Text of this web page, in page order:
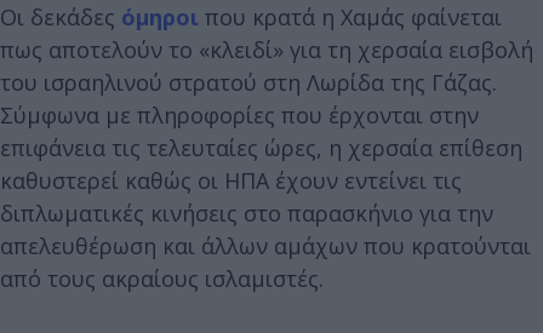
Οι δεκάδες όμηροι που κρατά η Χαμάς φαίνεται
πως αποτελούν το «κλειδί» για τη χερσαία εισβολή
του ισραηλινού στρατού στη Λωρίδα της Γάζας.
Σύμφωνα με πληροφορίες που έρχονται στην
επιφάνεια τις τελευταίες ώρες, η χερσαία επίθεση
καθυστερεί καθώς οι ΗΠΑ έχουν εντείνει τις
διπλωματικές κινήσεις στο παρασκήνιο για την
απελευθέρωση και άλλων αμάχων που κρατούνται
από τους ακραίους ισλαμιστές.